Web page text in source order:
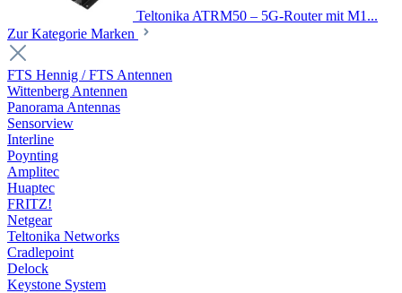
Teltonika ATRM50 – 5G-Router mit M1...
Zur Kategorie Marken
FTS Hennig / FTS Antennen
Wittenberg Antennen
Panorama Antennas
Sensorview
Interline
Poynting
Amplitec
Huaptec
FRITZ!
Netgear
Teltonika Networks
Cradlepoint
Delock
Keystone System